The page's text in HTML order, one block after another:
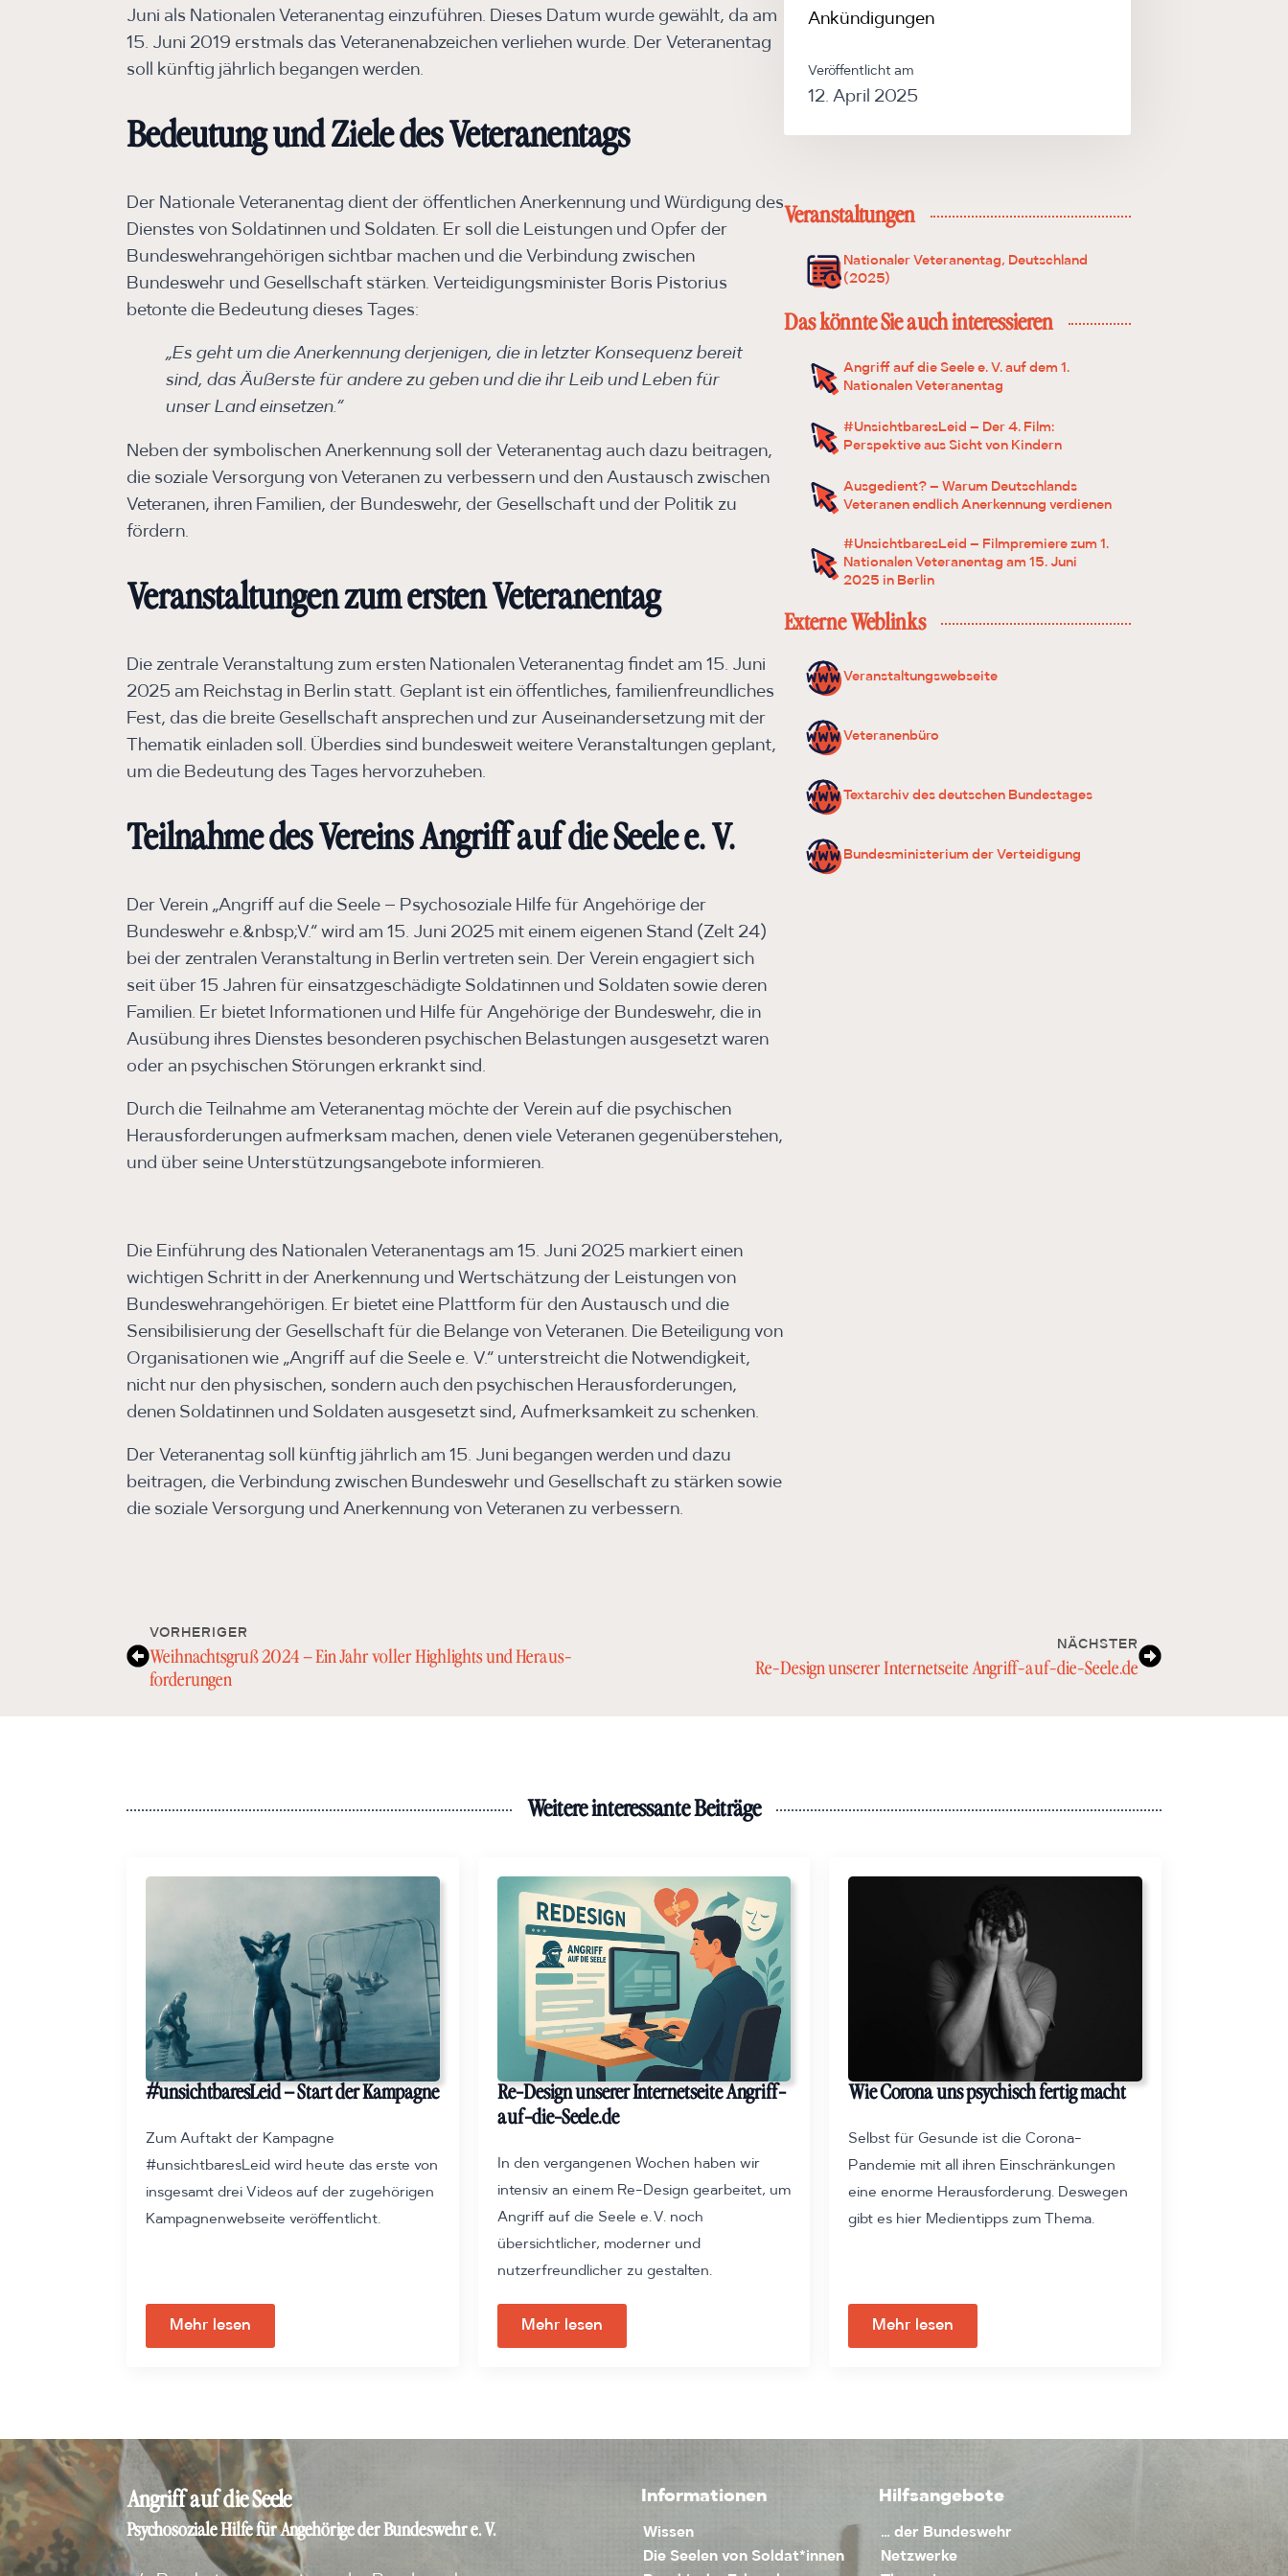
Juni als Nationalen Veteranentag einzuführen. Dieses Datum wurde gewählt, da am
15. Juni 2019 erstmals das Veteranenabzeichen verliehen wurde. Der Veteranentag
soll künftig jährlich begangen werden.
Bedeutung und Ziele des Veteranentags
Der Nationale Veteranentag dient der öffentlichen Anerkennung und Würdigung des
Dienstes von Soldatinnen und Soldaten. Er soll die Leistungen und Opfer der
Bundeswehrangehörigen sichtbar machen und die Verbindung zwischen
Bundeswehr und Gesellschaft stärken. Verteidigungsminister Boris Pistorius
betonte die Bedeutung dieses Tages:
„Es geht um die Anerkennung derjenigen, die in letzter Konsequenz bereit
sind, das Äußerste für andere zu geben und die ihr Leib und Leben für
unser Land einsetzen.“
Neben der symbolischen Anerkennung soll der Veteranentag auch dazu beitragen,
die soziale Versorgung von Veteranen zu verbessern und den Austausch zwischen
Veteranen, ihren Familien, der Bundeswehr, der Gesellschaft und der Politik zu
fördern.
Veranstaltungen zum ersten Veteranentag
Die zentrale Veranstaltung zum ersten Nationalen Veteranentag findet am 15. Juni
2025 am Reichstag in Berlin statt. Geplant ist ein öffentliches, familienfreundliches
Fest, das die breite Gesellschaft ansprechen und zur Auseinandersetzung mit der
Thematik einladen soll. Überdies sind bundesweit weitere Veranstaltungen geplant,
um die Bedeutung des Tages hervorzuheben.
Teilnahme des Vereins Angriff auf die Seele e. V.
Der Verein „Angriff auf die Seele – Psychosoziale Hilfe für Angehörige der
Bundeswehr e.&nbsp;V.“ wird am 15. Juni 2025 mit einem eigenen Stand (Zelt 24)
bei der zentralen Veranstaltung in Berlin vertreten sein. Der Verein engagiert sich
seit über 15 Jahren für einsatzgeschädigte Soldatinnen und Soldaten sowie deren
Familien. Er bietet Informationen und Hilfe für Angehörige der Bundeswehr, die in
Ausübung ihres Dienstes besonderen psychischen Belastungen ausgesetzt waren
oder an psychischen Störungen erkrankt sind.
Durch die Teilnahme am Veteranentag möchte der Verein auf die psychischen
Herausforderungen aufmerksam machen, denen viele Veteranen gegenüberstehen,
und über seine Unterstützungsangebote informieren.
Die Einführung des Nationalen Veteranentags am 15. Juni 2025 markiert einen
wichtigen Schritt in der Anerkennung und Wertschätzung der Leistungen von
Bundeswehrangehörigen. Er bietet eine Plattform für den Austausch und die
Sensibilisierung der Gesellschaft für die Belange von Veteranen. Die Beteiligung von
Organisationen wie „Angriff auf die Seele e. V.“ unterstreicht die Notwendigkeit,
nicht nur den physischen, sondern auch den psychischen Herausforderungen,
denen Soldatinnen und Soldaten ausgesetzt sind, Aufmerksamkeit zu schenken.​
Der Veteranentag soll künftig jährlich am 15. Juni begangen werden und dazu
beitragen, die Verbindung zwischen Bundeswehr und Gesellschaft zu stärken sowie
die soziale Versorgung und Anerkennung von Veteranen zu verbessern.
Ankündigungen
Veröffentlicht am
12. April 2025
Veranstaltungen
Nationaler Veteranentag, Deutschland
(2025)
Das könnte Sie auch interessieren
Angriff auf die Seele e. V. auf dem 1.
Nationalen Veteranentag
#UnsichtbaresLeid – Der 4. Film:
Perspektive aus Sicht von Kindern
Ausgedient? – Warum Deutschlands
Veteranen endlich Anerkennung verdienen
#UnsichtbaresLeid – Filmpremiere zum 1.
Nationalen Veteranentag am 15. Juni
2025 in Berlin
Externe Weblinks
Veranstaltungswebseite
Veteranenbüro
Textarchiv des deutschen Bundestages
Bundesministerium der Verteidigung
VORHERIGER
Weihnachtsgruß 2024 – Ein Jahr voller Highlights und Heraus­
forderungen
NÄCHSTER
Re-Design unserer Internetseite Angriff-auf-die-Seele.de
Weitere interessante Beiträge
#unsichtbaresLeid – Start der Kampagne
Zum Auftakt der Kampagne
#unsichtbaresLeid wird heute das erste von
insgesamt drei Videos auf der zugehörigen
Kampagnenwebseite veröffentlicht.
Mehr lesen
Re-Design unserer Internetseite Angriff-
auf-die-Seele.de
In den vergangenen Wochen haben wir
intensiv an einem Re-Design gearbeitet, um
Angriff auf die Seele e. V. noch
übersichtlicher, moderner und
nutzerfreundlicher zu gestalten.
Mehr lesen
Wie Corona uns psychisch fertig macht
Selbst für Gesunde ist die Corona-
Pandemie mit all ihren Einschränkungen
eine enorme Herausforderung. Deswegen
gibt es hier Medientipps zum Thema.
Mehr lesen
Angriff auf die Seele
Psychosoziale Hilfe für Angehörige der Bundeswehr e. V.
Informationen
Wissen
Die Seelen von Soldat*innen
Hilfsangebote
… der Bundeswehr
Netzwerke